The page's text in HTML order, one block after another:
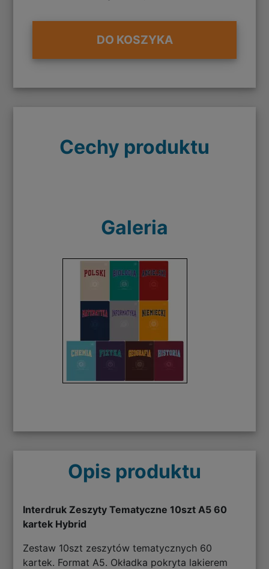
DO KOSZYKA
Cechy produktu
Galeria
Opis produktu
Interdruk Zeszyty Tematyczne 10szt A5 60
kartek Hybrid
Zestaw 10szt zeszytów tematycznych 60
kartek. Format A5. Okładka pokryta lakierem